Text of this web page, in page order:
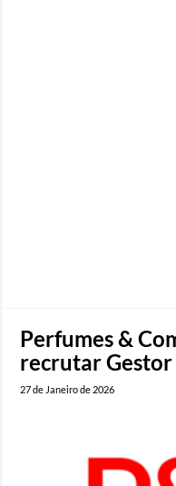
Perfumes &
recrutar
27 de Janeiro de 2026